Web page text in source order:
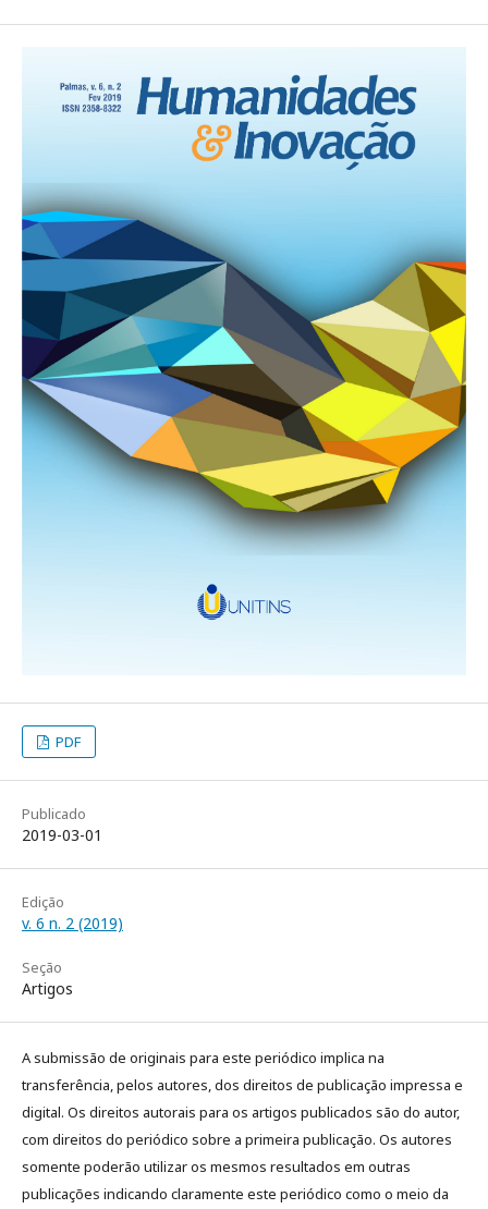
PDF
Publicado
2019-03-01
Edição
v. 6 n. 2 (2019)
Seção
Artigos
A submissão de originais para este periódico implica na
transferência, pelos autores, dos direitos de publicação impressa e
digital. Os direitos autorais para os artigos publicados são do autor,
com direitos do periódico sobre a primeira publicação. Os autores
somente poderão utilizar os mesmos resultados em outras
publicações indicando claramente este periódico como o meio da